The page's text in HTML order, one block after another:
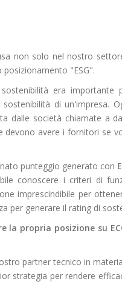
non solo nel nostro
posizionamento "ESG".
era importante
di un'impresa.
dalle società chiamate a
avere i fornitori se
punteggio generato con
conoscere i criteri di
imprescindibile per
per generare il rating di
la propria posizione su
partner tecnico in
strategia per rendere